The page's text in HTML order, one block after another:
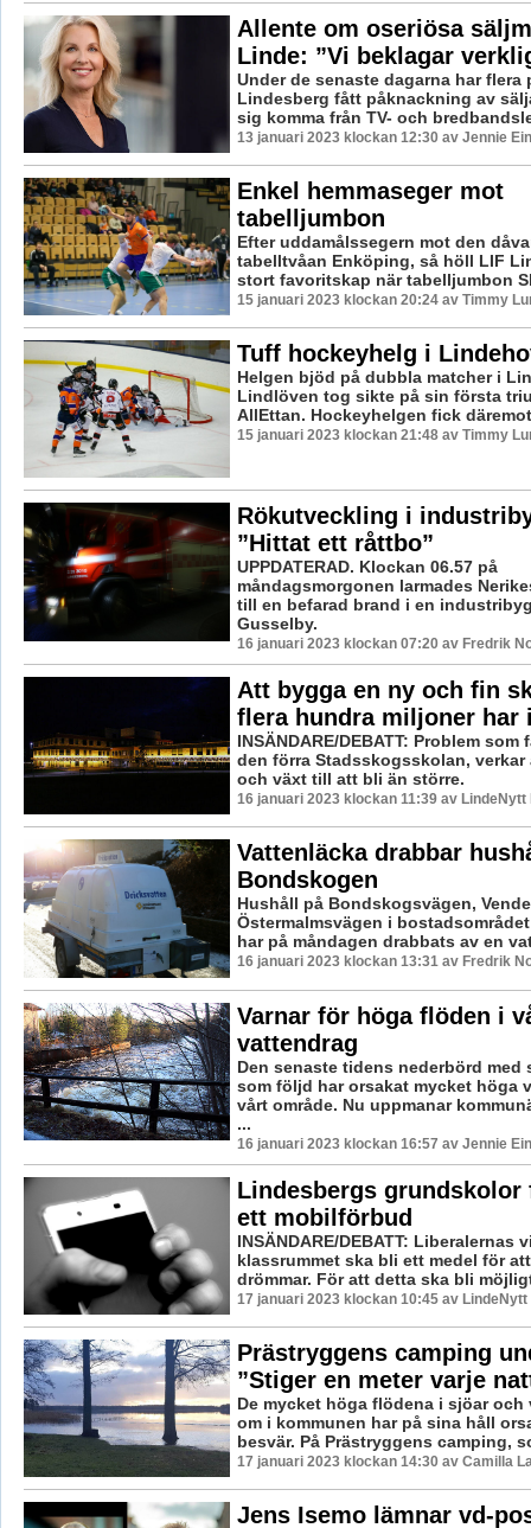
Allente om oseriösa
Linde: ”Vi beklagar
Under de senaste dagarna har flera
Lindesberg fått påknackning av
sig komma från TV- och
13 januari 2023 klockan 12:30 av Jennie
Enkel hemmaseger mot
tabelljumbon
Efter uddamålssegern mot den
tabelltvåan Enköping, så höll LIF
stort favoritskap när tabelljumbon
15 januari 2023 klockan 20:24 av Timmy
Tuff hockeyhelg i
Helgen bjöd på dubbla matcher i
Lindlöven tog sikte på sin första
AllEttan. Hockeyhelgen fick
15 januari 2023 klockan 21:48 av Timmy
Rökutveckling i
”Hittat ett råttbo”
UPPDATERAD. Klockan 06.57 på
måndagsmorgonen larmades
till en befarad brand i en
Gusselby.
16 januari 2023 klockan 07:20 av Fredrik
Att bygga en ny och fin
flera hundra miljoner har
INSÄNDARE/DEBATT: Problem som
den förra Stadsskogsskolan,
och växt till att bli än större.
16 januari 2023 klockan 11:39 av LindeNytt
Vattenläcka drabbar
Bondskogen
Hushåll på Bondskogsvägen,
Östermalmsvägen i
har på måndagen drabbats av en
16 januari 2023 klockan 13:31 av Fredrik
Varnar för höga flöden i
vattendrag
Den senaste tidens nederbörd med
som följd har orsakat mycket höga
vårt område. Nu uppmanar
...
16 januari 2023 klockan 16:57 av Jennie
Lindesbergs grundskolor
ett mobilförbud
INSÄNDARE/DEBATT: Liberalernas
klassrummet ska bli ett medel för
drömmar. För att detta ska bli
17 januari 2023 klockan 10:45 av LindeNytt
Prästryggens camping
”Stiger en meter varje
De mycket höga flödena i sjöar
om i kommunen har på sina håll
besvär. På Prästryggens camping,
17 januari 2023 klockan 14:30 av Camilla
Jens Isemo lämnar vd-